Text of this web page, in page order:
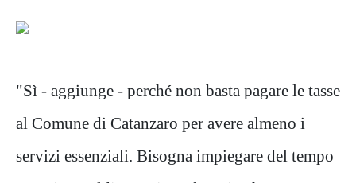
"Sì - aggiunge - perché non basta pagare le tasse
al Comune di Catanzaro per avere almeno i
servizi essenziali. Bisogna impiegare del tempo